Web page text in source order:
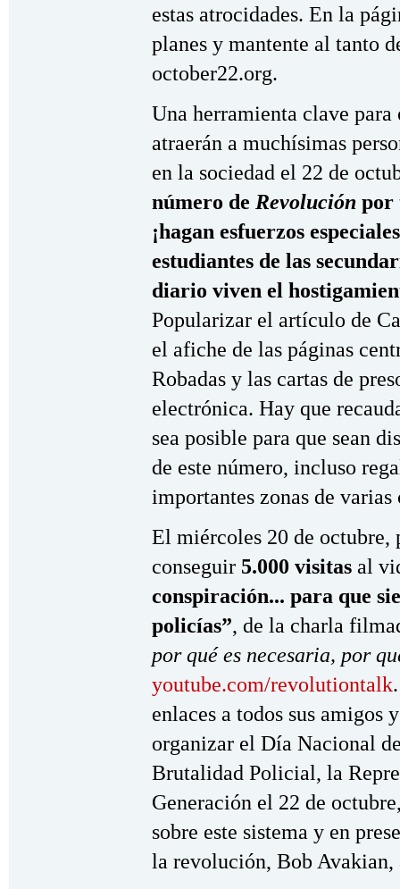
estas atrocidades. En la
planes y mantente al tanto
october22.org.
Una herramienta clave
atraerán a muchísimas
en la sociedad el 22 de
número de Revolución por
¡hagan esfuerzos
estudiantes de las
diario viven el
Popularizar el artículo de
el afiche de las páginas
Robadas y las cartas de
electrónica. Hay que
sea posible para que sean
de este número, incluso
importantes zonas de varias
El miércoles 20 de octubre,
conseguir 5.000 visitas al
conspiración... para que
policías”, de la charla
por qué es necesaria, por
youtube.com/revolutiontalk
enlaces a todos sus amigos
organizar el Día Nacional
Brutalidad Policial, la
Generación el 22 de
sobre este sistema y en
la revolución, Bob Avakian,